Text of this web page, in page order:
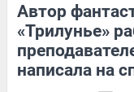
Автор
«Трилунье»
написала на